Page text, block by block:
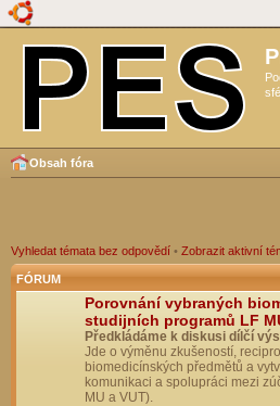
Obsah fóra
Vyhledat témata bez odpovědí • Zobrazit aktivní
FÓRUM
Porovnání vybraných
studijních programů LF
Předkládáme k diskusi dílčí
Jde o výměnu zkušeností,
biomedicínských předmětů a
komunikaci a spolupráci mezi
MU a VUT).